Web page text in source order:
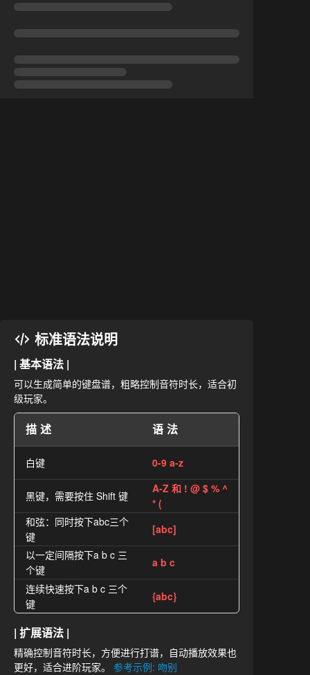
标准语法说明
| 基本语法 |
可以生成简单的键盘谱，粗略控制音符时长，适合初
级玩家。
描述 语法
白键 0-9 a-z
黑键，需要按住 Shift 键
A-Z 和 ! @ $ % ^
* (
和弦：同时按下abc三个
键
[abc]
以一定间隔按下a b c 三
个键
a b c
连续快速按下a b c 三个
键
{abc}
| 扩展语法 |
精确控制音符时长，方便进行打谱，自动播放效果也
更好，适合进阶玩家。参考示例: 吻别